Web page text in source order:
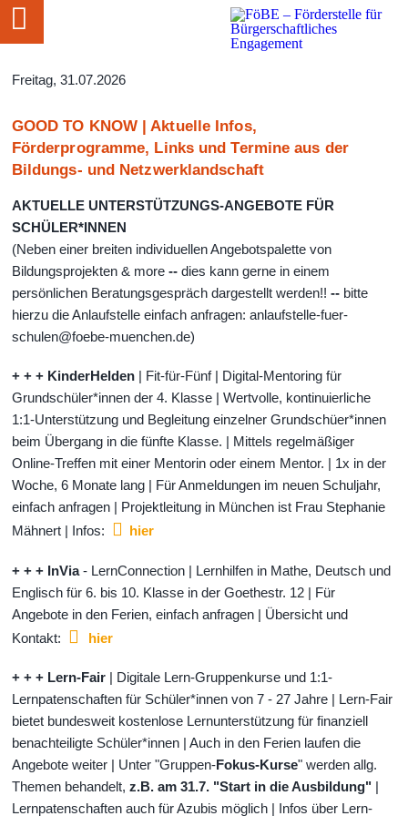
GOOD TO KNOW | Aktuelle Infos,
Förderprogramme, Links und Termine aus der
Bildungs- und Netzwerklandschaft
AKTUELLE UNTERSTÜTZUNGS-ANGEBOTE FÜR
SCHÜLER*INNEN
(Neben einer breiten individuellen Angebotspalette von
Bildungsprojekten & more -- dies kann gerne in einem
persönlichen Beratungsgespräch dargestellt werden!!-- bitte
hierzu die Anlaufstelle einfach anfragen: anlaufstelle-fuer-
schulen@foebe-muenchen.de)
+ + + KinderHelden | Fit-für-Fünf | Digital-Mentoring für
Grundschüler*innen der 4. Klasse | Wertvolle, kontinuierliche
1:1-Unterstützung und Begleitung einzelner Grundschüer*innen
beim Übergang in die fünfte Klasse. | Mittels regelmäßiger
Online-Treffen mit einer Mentorin oder einem Mentor. | 1x in der
Woche, 6 Monate lang | Für Anmeldungen im neuen Schuljahr,
einfach anfragen | Projektleitung in München ist Frau Stephanie
Mähnert | Infos:
hier
+ + + InVia- LernConnection | Lernhilfen in Mathe, Deutsch und
Englisch für 6. bis 10. Klasse in der Goethestr. 12 | Für
Angebote in den Ferien, einfach anfragen | Übersicht und
Kontakt:
hier
+ + + Lern-Fair | Digitale Lern-Gruppenkurse und 1:1-
Lernpatenschaften für Schüler*innen von 7 - 27 Jahre | Lern-Fair
bietet bundesweit kostenlose Lernunterstützung für finanziell
benachteiligte Schüler*innen | Auch in den Ferien laufen die
Angebote weiter | Unter "Gruppen-Fokus-Kurse" werden allg.
Themen behandelt, z.B. am 31.7. "Start in die Ausbildung" |
Lernpatenschaften auch für Azubis möglich | Infos über Lern-
Freitag, 31.07.2026